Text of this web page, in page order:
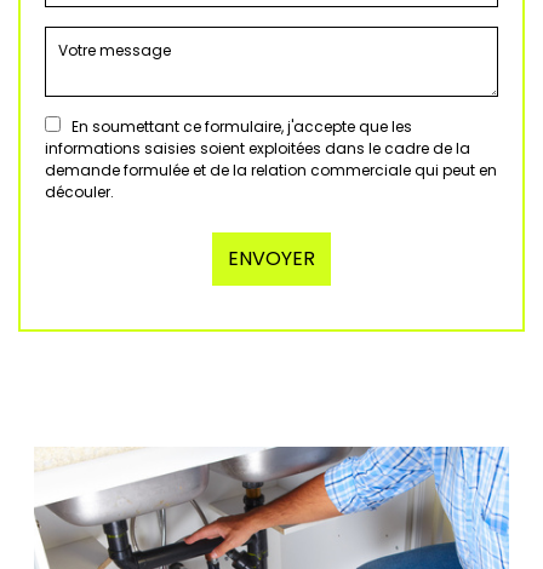
En soumettant ce formulaire, j'accepte que les
informations saisies soient exploitées dans le cadre de la
demande formulée et de la relation commerciale qui peut en
découler.